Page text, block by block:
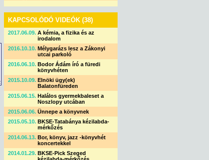
KAPCSOLÓDÓ VIDEÓK (38)
2017.06.09. A kémia, a fizika és az
irodalom
2016.10.10. Mélygarázs lesz a Zákonyi
utcai parkoló
2016.06.10. Bodor Ádám író a füredi
könyvhéten
2015.10.09. Elnöki ügy(ek)
Balatonfüreden
2015.06.15. Halálos gyermekbaleset a
Noszlopy utcában
2015.06.06. Ünnepe a könyvnek
2015.05.10. BKSE-Tatabánya kézilabda-
mérkőzés
2014.06.13. Bor, könyv, jazz -könyvhét
koncertekkel
2014.01.29. BKSE-Pick Szeged